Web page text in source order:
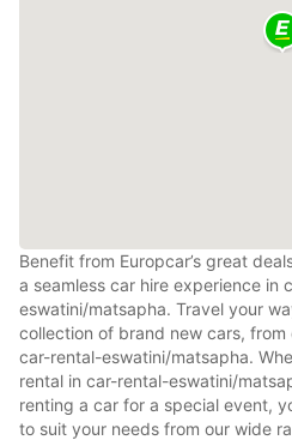
Benefit from Europcar’s great
a seamless car hire experience in
eswatini/matsapha. Travel your
collection of brand new cars,
car-rental-eswatini/matsapha.
rental in car-rental-eswatini/
renting a car for a special event,
to suit your needs from our wide